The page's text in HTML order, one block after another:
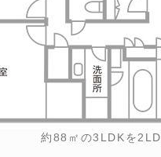
約88㎡の3LDKを